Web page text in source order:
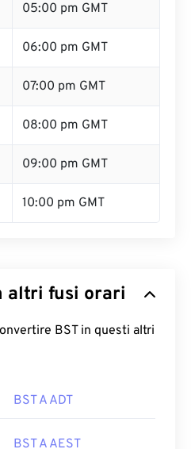
05:00 pm GMT
06:00 pm GMT
07:00 pm GMT
08:00 pm GMT
09:00 pm GMT
10:00 pm GMT
altri fusi orari
BST in questi altri
BST A ADT
BST A AEST